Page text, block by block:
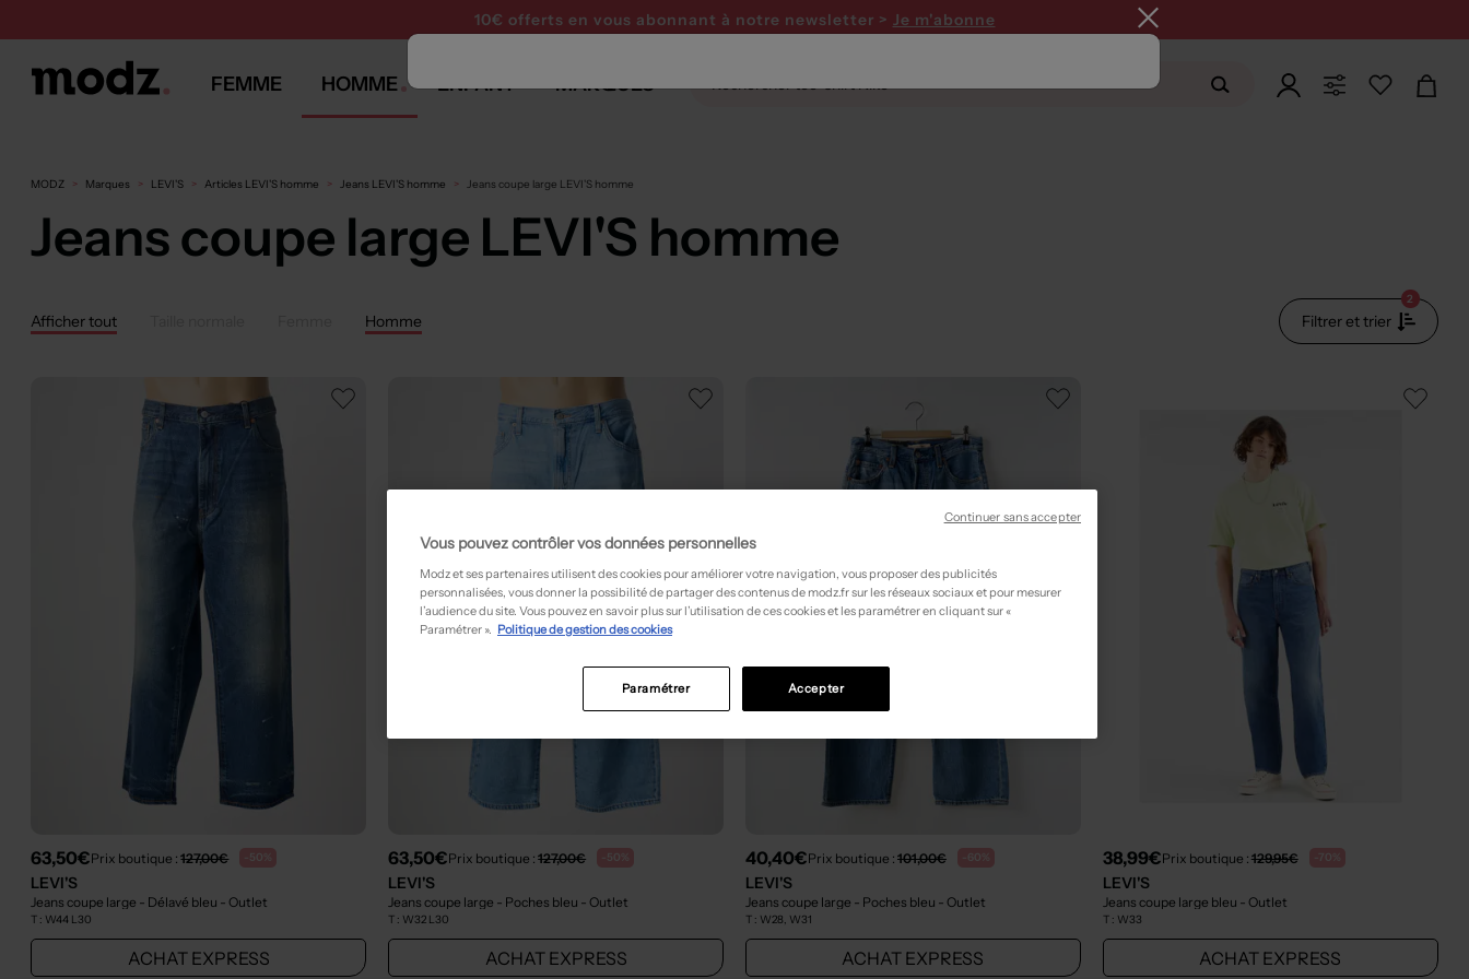
10€ offerts en vous abonnant à notre newsletter > Je m'abonne
FEMME HOMME ENFANT MARQUES
MODZ Marques LEVI'S Articles LEVI'S homme Jeans LEVI'S homme Jeans coupe large LEVI'S homme
Jeans coupe large LEVI'S homme
Afficher tout Homme Filtrer et trier
2
63,50€Prix boutique :127,00€ -50%
LEVI'S
Jeans coupe large - Délavé bleu - Outlet
T : W44 L30
ACHAT EXPRESS
63,50€Prix boutique :127,00€ -50%
LEVI'S
Jeans coupe large - Poches bleu - Outlet
T : W32 L30
ACHAT EXPRESS
40,40€Prix boutique : 101,00€ -60%
LEVI'S
Jeans coupe large - Poches bleu - Outlet
T : W28, W31
ACHAT EXPRESS
38,99€Prix boutique : 129,95€ -70%
LEVI'S
Jeans coupe large bleu - Outlet
T : W33
ACHAT EXPRESS
Vous pouvez contrôler vos données personnelles
Modz et ses partenaires utilisent des cookies pour améliorer votre navigation, vous proposer des publicités
personnalisées, vous donner la possibilité de partager des contenus de modz.fr sur les réseaux sociaux et pour mesurer
l’audience du site. Vous pouvez en savoir plus sur l’utilisation de ces cookies et les paramétrer en cliquant sur «
Paramétrer ». Politique de gestion des cookies
Accepter
Paramétrer
Continuer sans accepter